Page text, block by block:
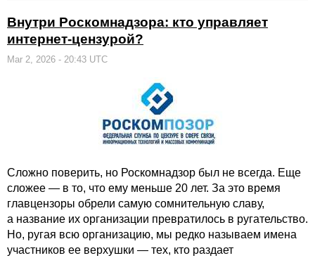
Внутри Роскомнадзора: кто управляет
интернет-цензурой?
Mar 2, 2026 - 20:43 UTC
Сложно поверить, но Роскомнадзор был не всегда. Еще
сложее — в то, что ему меньше 20 лет. За это время
главцензоры обрели самую сомнительную славу,
а название их организации превратилось в ругательство.
Но, ругая всю организацию, мы редко называем имена
участников ее верхушки — тех, кто раздает